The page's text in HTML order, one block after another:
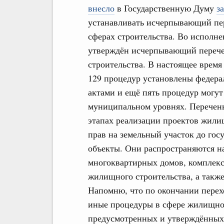
внесло в Государственную Думу
устанавливать исчерпывающий
сферах строительства. Во
утверждён исчерпывающий
строительства. В настоящее
129 процедур установлены
актами и ещё пять процедур
муниципальном уровнях.
этапах реализации проектов
прав на земельный участок до
объекты. Они распространяются
многоквартирных домов,
жилищного строительства, а
Напомню, что по окончании
иные процедуры в сфере
предусмотренных и